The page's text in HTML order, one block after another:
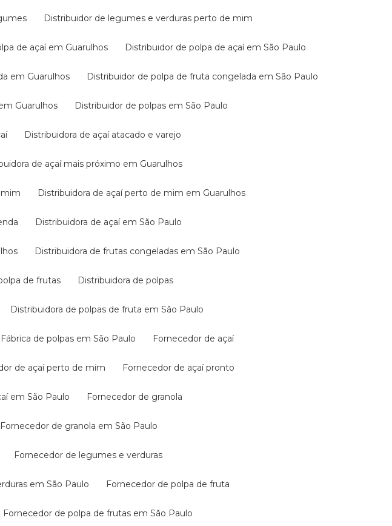
Distribuidor de legumes e verduras perto de mim
de açaí em Guarulhos Distribuidor de polpa de açaí em São Paulo
em Guarulhos Distribuidor de polpa de fruta congelada em São Paulo
Guarulhos Distribuidor de polpas em São Paulo
Distribuidora de açaí atacado e varejo
de açaí mais próximo em Guarulhos
mim Distribuidora de açaí perto de mim em Guarulhos
Distribuidora de açaí em São Paulo
Distribuidora de frutas congeladas em São Paulo
de frutas Distribuidora de polpas
Distribuidora de polpas de fruta em São Paulo
Fábrica de polpas em São Paulo Fornecedor de açaí
de açaí perto de mim Fornecedor de açaí pronto
em São Paulo Fornecedor de granola
Fornecedor de granola em São Paulo
Fornecedor de legumes e verduras
em São Paulo Fornecedor de polpa de fruta
Fornecedor de polpa de frutas em São Paulo